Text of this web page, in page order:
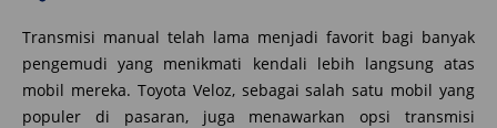
Transmisi manual telah lama menjadi favorit bagi banyak
pengemudi yang menikmati kendali lebih langsung atas
mobil mereka. Toyota Veloz, sebagai salah satu mobil yang
populer di pasaran, juga menawarkan opsi transmisi